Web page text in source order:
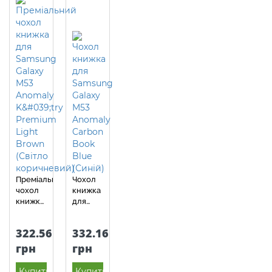
(Темно
Преміальний
чохол
книжка
Galaxy
M53
Anomaly
K'try
322.56
грн
Чохол
книжка
для
M53
Anomaly
Carbon
Book
332.16
грн